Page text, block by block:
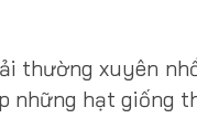
thường xuyên
những hạt giống